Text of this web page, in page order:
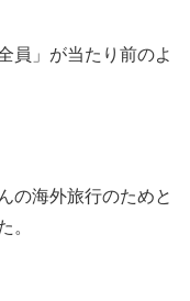
員」が当たり前のよ
の海外旅行のためと
。